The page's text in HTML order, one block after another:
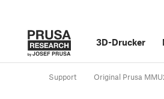
3D-Drucker
Support Original Prusa